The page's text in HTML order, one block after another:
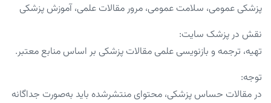
پزشکی عمومی، سلامت عمومی، مرور مقالات علمی، آموزش پزشکی
نقش در پزشک سایت:
تهیه، ترجمه و بازنویسی علمی مقالات پزشکی بر اساس منابع معتبر.
توجه:
در مقالات حساس پزشکی، محتوای منتشرشده باید به‌صورت جداگانه